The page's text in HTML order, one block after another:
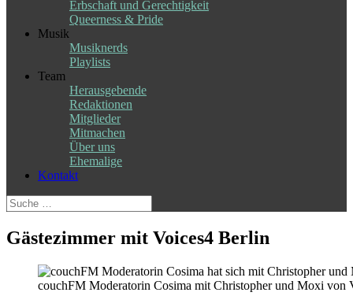
Erbschaft und Gerechtigkeit
Queerness & Pride
Musik
Musiknerds
Playlists
Team
Herausgebende
Redaktionen
Mitglieder
Mitmachen
Über uns
Ehemalige
Kontakt
Suche
nach:
Gästezimmer mit Voices4 Berlin
couchFM Moderatorin Cosima mit Christopher und Moxi von